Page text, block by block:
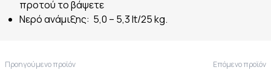
προτού το βάψετε
Νερό ανάμιξης: 5,0 – 5,3 lt/25 kg.
Προηγούμενο προϊόν
Επόμενο προϊόν